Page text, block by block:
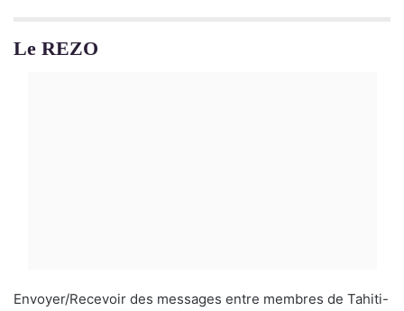
Le REZO
Envoyer/Recevoir des messages entre membres de Tahiti-